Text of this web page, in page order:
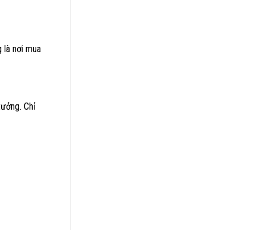
là nơi mua
Chỉ